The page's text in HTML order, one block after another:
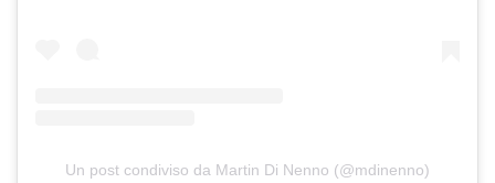
Un post condiviso da Martin Di Nenno (@mdinenno)